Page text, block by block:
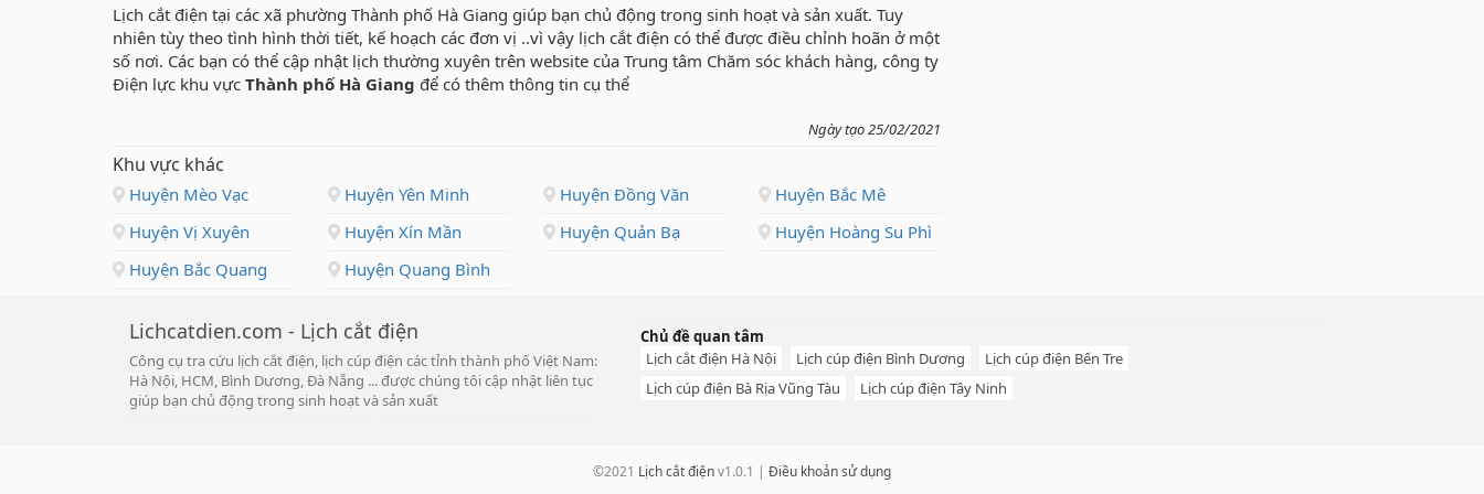
Lịch cắt điện tại các xã phường Thành phố Hà Giang giúp bạn chủ động trong sinh hoạt và sản xuất. Tuy
nhiên tùy theo tình hình thời tiết, kế hoạch các đơn vị ..vì vậy lịch cắt điện có thể được điều chỉnh hoãn ở một
số nơi. Các bạn có thể cập nhật lịch thường xuyên trên website của Trung tâm Chăm sóc khách hàng, công ty
Điện lực khu vực Thành phố Hà Giang để có thêm thông tin cụ thể
Ngày tạo 25/02/2021
Khu vực khác
Huyện Mèo Vạc Huyện Yên Minh Huyện Đồng Văn
Huyện Bắc Mê
Huyện Vị Xuyên
Huyện Xín Mần Huyện Quản Bạ
Huyện Hoàng Su Phì
Huyện Bắc Quang
Huyện Quang Bình
Lichcatdien.com - Lịch cắt điện
Công cụ tra cứu lịch cắt điện, lịch cúp điện các tỉnh thành phố Việt Nam:
Hà Nội, HCM, Bình Dương, Đà Nẵng ... được chúng tôi cập nhật liên tục
giúp bạn chủ động trong sinh hoạt và sản xuất
Chủ đề quan tâm
Lịch cắt điện Hà Nội
Lịch cúp điện Bình Dương
Lịch cúp điện Bến Tre
Lịch cúp điện Bà Rịa Vũng Tàu
Lịch cúp điện Tây Ninh
©2021 Lịch cắt điệnv1.0.1 | Điều khoản sử dụng